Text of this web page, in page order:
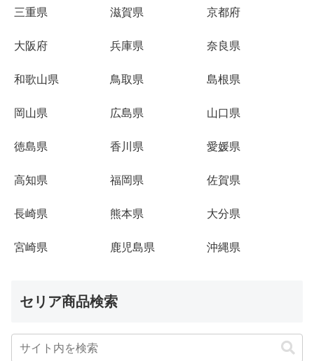
三重県 滋賀県 京都府
大阪府 兵庫県 奈良県
和歌山県 鳥取県 島根県
岡山県 広島県 山口県
徳島県 香川県 愛媛県
高知県 福岡県 佐賀県
長崎県 熊本県 大分県
宮崎県 鹿児島県 沖縄県
セリア商品検索